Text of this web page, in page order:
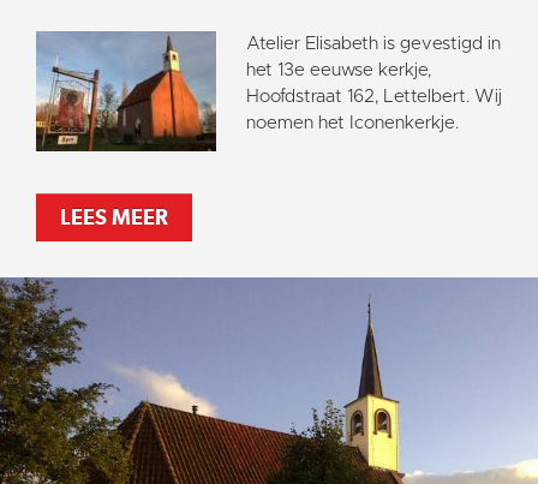
Atelier Elisabeth is gevestigd in
het 13e eeuwse kerkje,
Hoofdstraat 162, Lettelbert. Wij
noemen het Iconenkerkje.
LEES MEER